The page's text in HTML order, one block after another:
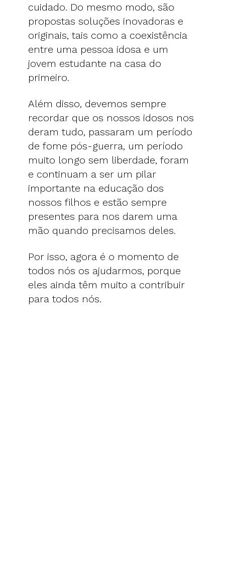
cuidado. Do mesmo modo, são
propostas soluções inovadoras e
originais, tais como a coexistência
entre uma pessoa idosa e um
jovem estudante na casa do
primeiro.
Além disso, devemos sempre
recordar que os nossos idosos nos
deram tudo, passaram um período
de fome pós-guerra, um período
muito longo sem liberdade, foram
e continuam a ser um pilar
importante na educação dos
nossos filhos e estão sempre
presentes para nos darem uma
mão quando precisamos deles.
Por isso, agora é o momento de
todos nós os ajudarmos, porque
eles ainda têm muito a contribuir
para todos nós.